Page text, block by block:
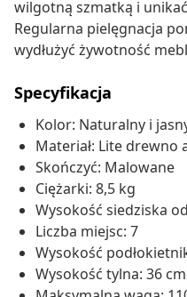
wilgotną szmatką i
Regularna pielęgnacja
wydłużyć żywotność
Specyfikacja
Kolor: Naturalny i
Materiał: Lite drewno
Skończyć: Malowane
Ciężarki: 8,5 kg
Wysokość siedziska
Liczba miejsc: 7
Wysokość
Wysokość tylna: 36 cm